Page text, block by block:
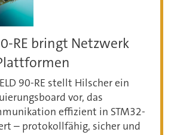
RE bringt Netzwerk
90-RE stellt Hilscher ein
vor, das
effizient in STM32-
– protokollfähig, sicher und